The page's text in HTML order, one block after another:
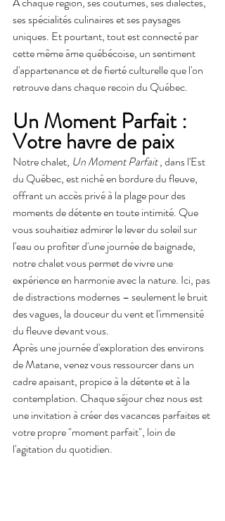
ses spécialités culinaires et ses paysages
uniques. Et pourtant, tout est connecté par
cette même âme québécoise, un sentiment
d'appartenance et de fierté culturelle que l'on
retrouve dans chaque recoin du Québec.
Un Moment Parfait :
Votre havre de paix
Notre chalet, Un Moment Parfait , dans l'Est
du Québec, est niché en bordure du fleuve,
offrant un accès privé à la plage pour des
moments de détente en toute intimité. Que
vous souhaitiez admirer le lever du soleil sur
l'eau ou profiter d'une journée de baignade,
notre chalet vous permet de vivre une
expérience en harmonie avec la nature. Ici, pas
de distractions modernes – seulement le bruit
des vagues, la douceur du vent et l'immensité
du fleuve devant vous.
Après une journée d'exploration des environs
de Matane, venez vous ressourcer dans un
cadre apaisant, propice à la détente et à la
contemplation. Chaque séjour chez nous est
une invitation à créer des vacances parfaites et
votre propre "moment parfait", loin de
l'agitation du quotidien.